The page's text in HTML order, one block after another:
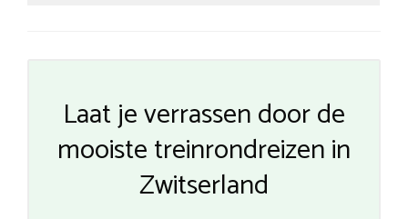
Laat je verrassen door de
mooiste treinrondreizen in
Zwitserland